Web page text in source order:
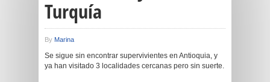
Turquía
By Marina
Se sigue sin encontrar supervivientes en Antioquia, y
ya han visitado 3 localidades cercanas pero sin suerte.